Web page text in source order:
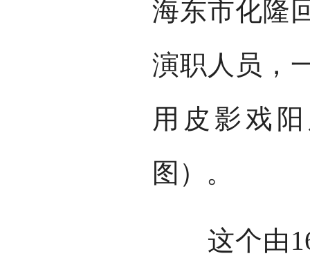
海东市化隆
演职人员，
用皮影戏
图）。
这个由16